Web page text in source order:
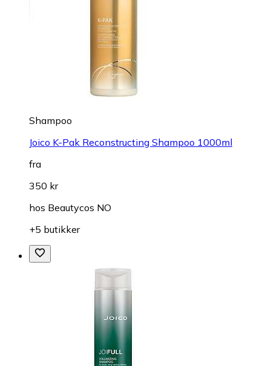
Shampoo
Joico K-Pak Reconstructing Shampoo 1000ml
fra
350 kr
hos Beautycos NO
+5 butikker